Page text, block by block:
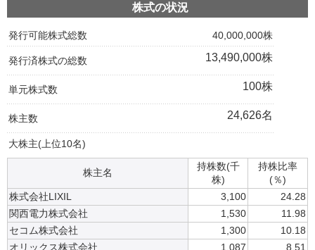
株式の状況
発行可能株式総数 40,000,000株
発行済株式の総数 13,490,000株
単元株式数 100株
株主数 24,626名
大株主(上位10名)
株主名
持株数(千
株)
持株比率
(％)
株式会社LIXIL
3,100
24.28
関西電力株式会社
1,530
11.98
セコム株式会社
1,300
10.18
オリックス株式会社
1,087
8.51